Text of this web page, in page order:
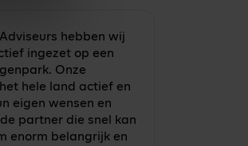
hebben wij
ingezet op een
Onze
hele land actief en
eigen wensen en
partner die snel kan
enorm belangrijk en